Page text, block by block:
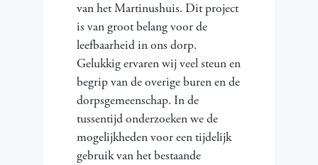
van het Martinushuis. Dit project
is van groot belang voor de
leefbaarheid in ons dorp.
Gelukkig ervaren wij veel steun en
begrip van de overige buren en de
dorpsgemeenschap. In de
tussentijd onderzoeken we de
mogelijkheden voor een tijdelijk
gebruik van het bestaande